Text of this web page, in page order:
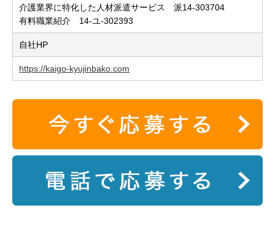
介護業界に特化した人材派遣サービス 派14-303704
有料職業紹介 14-ユ-302393
自社HP
https://kaigo-kyujinbako.com